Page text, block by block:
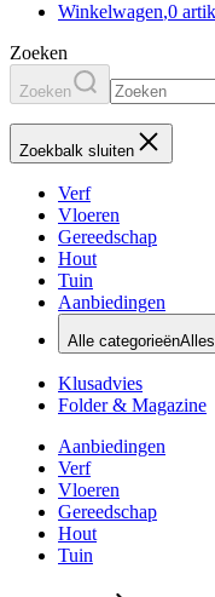
Winkelwagen,0
Zoeken
Zoeken
Zoekbalk sluiten
Verf
Vloeren
Gereedschap
Hout
Tuin
Aanbiedingen
Alle categorieënAlles
Klusadvies
Folder & Magazine
Aanbiedingen
Verf
Vloeren
Gereedschap
Hout
Tuin